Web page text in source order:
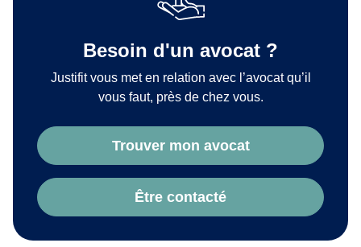
Besoin d'un avocat ?
Justifit vous met en relation avec l’avocat qu’il
vous faut, près de chez vous.
Trouver mon avocat
Être contacté